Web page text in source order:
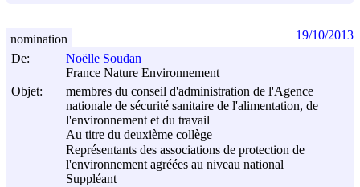
De:
Noëlle Soudan
France Nature Environnement
Objet:
membres du conseil d'administration de l'Agence
nationale de sécurité sanitaire de l'alimentation, de
l'environnement et du travail
Au titre du deuxième collège
Représentants des associations de protection de
l'environnement agréées au niveau national
Suppléant
nomination 19/10/2013